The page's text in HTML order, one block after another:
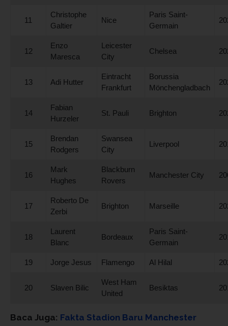
11
Christophe
Galtier
Nice
Paris Saint-
Germain
12
Enzo
Maresca
Leicester
City
Chelsea
13 Adi Hutter
Eintracht
Frankfurt
Borussia
Mönchengladbach
14
Fabian
Hurzeler
St. Pauli Brighton
15
Brendan
Rodgers
Swansea
City
Liverpool
16
Mark
Hughes
Blackburn
Rovers
Manchester City
17
Roberto De
Zerbi
Brighton Marseille
18
Laurent
Blanc
Bordeaux
Paris Saint-
Germain
19 Jorge Jesus Flamengo Al Hilal
20 Slaven Bilic
West Ham
United
Besiktas
Baca Juga: Fakta Stadion Baru Manchester